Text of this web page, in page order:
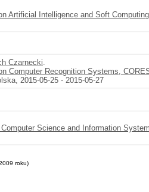
Artificial Intelligence and Soft
Czarnecki.
Computer Recognition Systems,
2015-05-25 - 2015-05-27
Science and Information
roku)